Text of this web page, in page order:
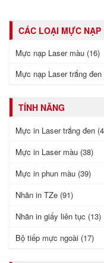
CÁC LOẠI MỰC NẠP
Mực nạp Laser màu (16)
Mực nạp Laser trắng đen
TÍNH NĂNG
Mực in Laser trắng đen
Mực in Laser màu (38)
Mực in phun màu (39)
Nhãn in TZe (91)
Nhãn in giấy liên tục (13)
Bộ tiếp mực ngoài (17)